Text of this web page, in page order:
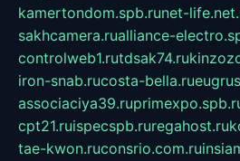
kamertondom.spb.runet-
sakhcamera.rualliance-
controlweb1.rutdsak74.ru
iron-snab.rucosta-bella.ru
associaciya39.ru
cpt21.ruispecspb.ruregahost.ru
tae-kwon.ruconsrio.com.ru